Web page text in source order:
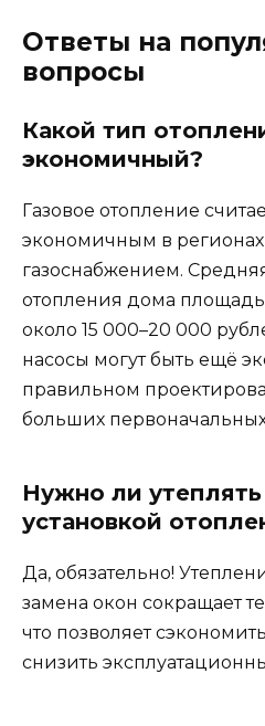
Ответы на
вопросы
Какой тип
экономичный?
Газовое отопление
экономичным в
газоснабжением.
отопления дома
около 15 000–20 000
насосы могут быть ещё
правильном
больших
Нужно ли
установкой
Да, обязательно!
замена окон сокращает
что позволяет
снизить